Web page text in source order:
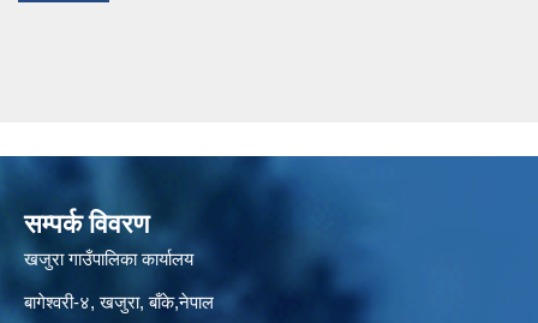
सम्पर्क विवरण
खजुरा गाउँपालिका कार्यालय
बागेश्वरी-४, खजुरा, बाँके,नेपाल